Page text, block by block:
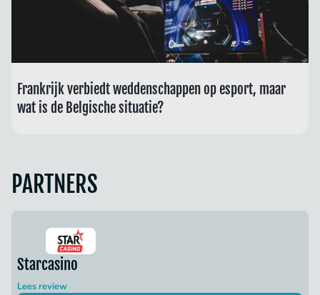
Frankrijk verbiedt weddenschappen op esport, maar
wat is de Belgische situatie?
PARTNERS
Starcasino
Lees review